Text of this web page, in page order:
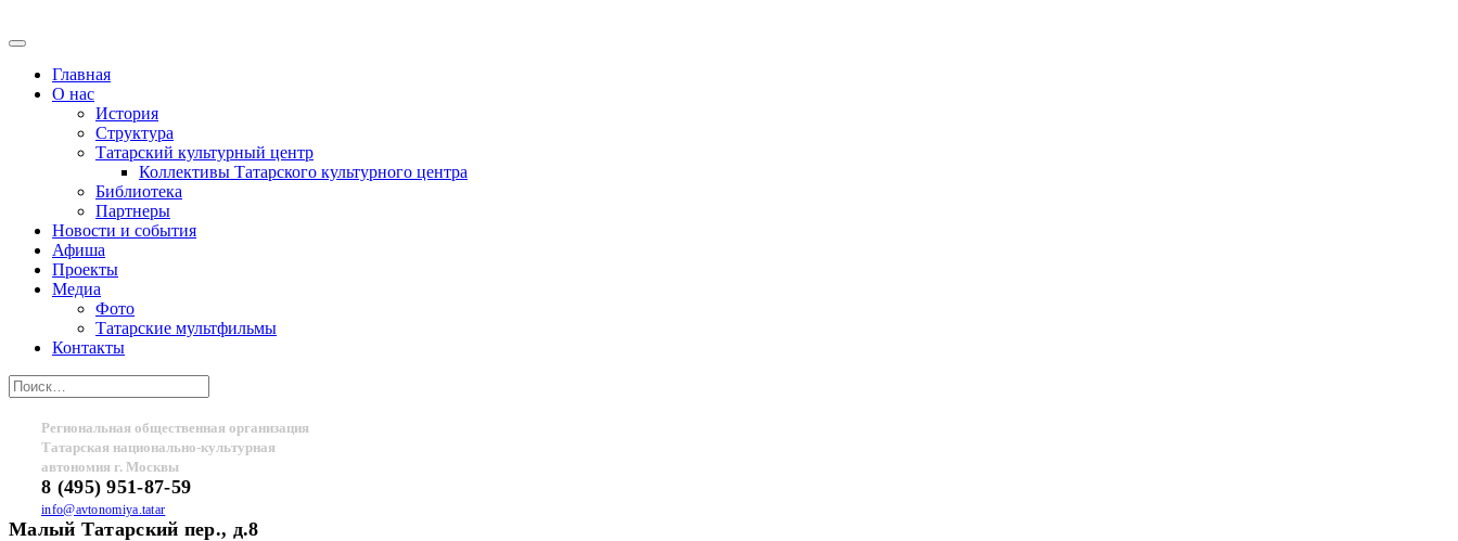
Главная
О нас
История
Структура
Татарский культурный центр
Коллективы Татарского культурного центра
Библиотека
Партнеры
Новости и события
Афиша
Проекты
Медиа
Фото
Татарские мультфильмы
Контакты
Региональная общественная организация
Татарская национально-культурная
автономия г. Москвы
8 (495) 951-87-59
info@avtonomiya.tatar
Малый Татарский пер., д.8